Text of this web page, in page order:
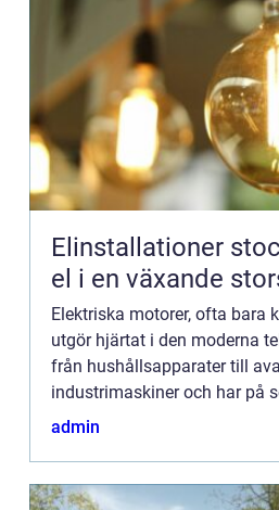
Elinstallationer
el i en växande
Elektriska motorer, ofta bara
utgör hjärtat i den moderna
från hushållsapparater till
industrimaskiner och har på
kommit att revolutionera tr...
admin